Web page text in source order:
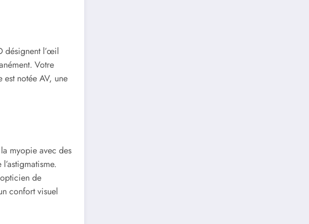
désignent l’œil
Votre
notée AV, une
myopie avec des
de
confort visuel